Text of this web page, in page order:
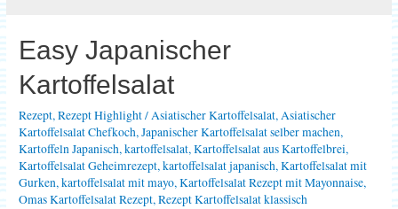
Easy Japanischer
Kartoffelsalat
Rezept,Rezept Highlight/Asiatischer Kartoffelsalat,Asiatischer
Kartoffelsalat Chefkoch,Japanischer Kartoffelsalat selber machen,
Kartoffeln Japanisch,kartoffelsalat,Kartoffelsalat aus Kartoffelbrei,
Kartoffelsalat Geheimrezept,kartoffelsalat japanisch,Kartoffelsalat mit
Gurken,kartoffelsalat mit mayo,Kartoffelsalat Rezept mit Mayonnaise,
Omas Kartoffelsalat Rezept,Rezept Kartoffelsalat klassisch